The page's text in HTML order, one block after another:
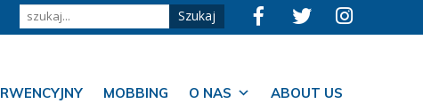
MOBBING O NAS ABOUT US